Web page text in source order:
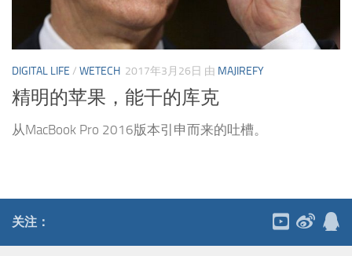
DIGITAL LIFE / WETECH 2017年3月26日 由 MAJIREFY
精明的苹果，能干的库克
从MacBook Pro 2016版本引申而来的吐槽。
关注：